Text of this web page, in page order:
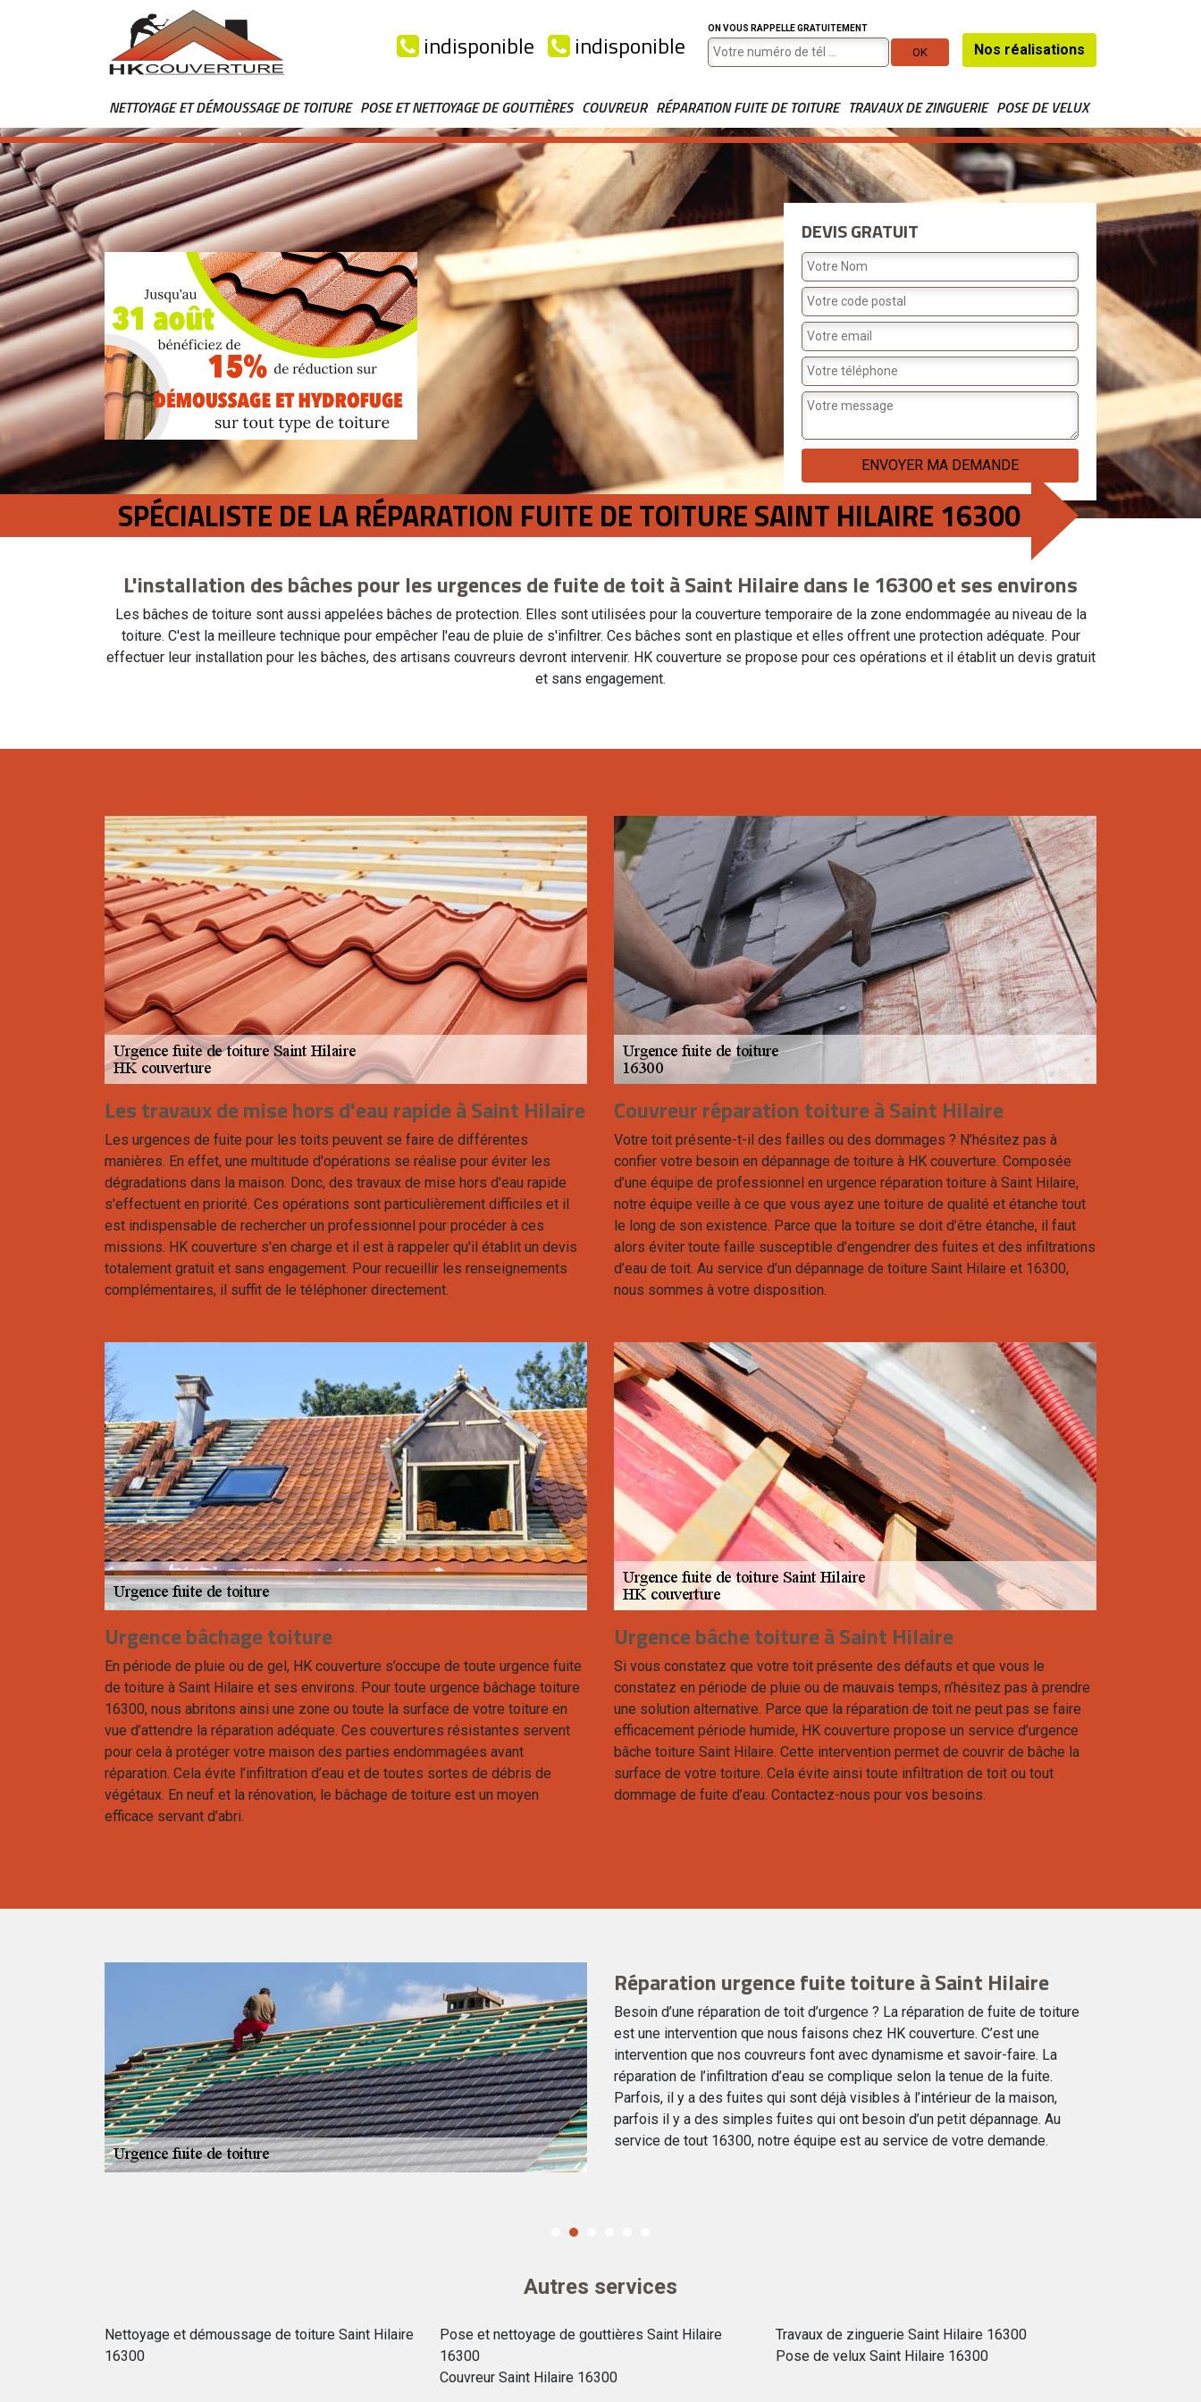
indisponible indisponible
ON VOUS RAPPELLE GRATUITEMENT
Nos réalisations
NETTOYAGE ET DÉMOUSSAGE DE TOITURE POSE ET NETTOYAGE DE GOUTTIÈRES COUVREUR RÉPARATION FUITE DE TOITURE TRAVAUX DE ZINGUERIE POSE DE VELUX
DEVIS GRATUIT
SPÉCIALISTE DE LA RÉPARATION FUITE DE TOITURE SAINT HILAIRE 16300
L'installation des bâches pour les urgences de fuite de toit à Saint Hilaire dans le 16300 et ses environs
Les bâches de toiture sont aussi appelées bâches de protection. Elles sont utilisées pour la couverture temporaire de la zone endommagée au niveau de la
toiture. C'est la meilleure technique pour empêcher l'eau de pluie de s'infiltrer. Ces bâches sont en plastique et elles offrent une protection adéquate. Pour
effectuer leur installation pour les bâches, des artisans couvreurs devront intervenir. HK couverture se propose pour ces opérations et il établit un devis gratuit
et sans engagement.
Les travaux de mise hors d'eau rapide à Saint Hilaire
Les urgences de fuite pour les toits peuvent se faire de différentes
manières. En effet, une multitude d'opérations se réalise pour éviter les
dégradations dans la maison. Donc, des travaux de mise hors d'eau rapide
s'effectuent en priorité. Ces opérations sont particulièrement difficiles et il
est indispensable de rechercher un professionnel pour procéder à ces
missions. HK couverture s'en charge et il est à rappeler qu'il établit un devis
totalement gratuit et sans engagement. Pour recueillir les renseignements
complémentaires, il suffit de le téléphoner directement.
Couvreur réparation toiture à Saint Hilaire
Votre toit présente-t-il des failles ou des dommages ? N’hésitez pas à
confier votre besoin en dépannage de toiture à HK couverture. Composée
d’une équipe de professionnel en urgence réparation toiture à Saint Hilaire,
notre équipe veille à ce que vous ayez une toiture de qualité et étanche tout
le long de son existence. Parce que la toiture se doit d’être étanche, il faut
alors éviter toute faille susceptible d’engendrer des fuites et des infiltrations
d’eau de toit. Au service d’un dépannage de toiture Saint Hilaire et 16300,
nous sommes à votre disposition.
Urgence bâchage toiture
En période de pluie ou de gel, HK couverture s’occupe de toute urgence fuite
de toiture à Saint Hilaire et ses environs. Pour toute urgence bâchage toiture
16300, nous abritons ainsi une zone ou toute la surface de votre toiture en
vue d’attendre la réparation adéquate. Ces couvertures résistantes servent
pour cela à protéger votre maison des parties endommagées avant
réparation. Cela évite l’infiltration d’eau et de toutes sortes de débris de
végétaux. En neuf et la rénovation, le bâchage de toiture est un moyen
efficace servant d’abri.
Urgence bâche toiture à Saint Hilaire
Si vous constatez que votre toit présente des défauts et que vous le
constatez en période de pluie ou de mauvais temps, n’hésitez pas à prendre
une solution alternative. Parce que la réparation de toit ne peut pas se faire
efficacement période humide, HK couverture propose un service d’urgence
bâche toiture Saint Hilaire. Cette intervention permet de couvrir de bâche la
surface de votre toiture. Cela évite ainsi toute infiltration de toit ou tout
dommage de fuite d’eau. Contactez-nous pour vos besoins.
Réparation urgence fuite toiture à Saint Hilaire
Besoin d’une réparation de toit d’urgence ? La réparation de fuite de toiture
est une intervention que nous faisons chez HK couverture. C’est une
intervention que nos couvreurs font avec dynamisme et savoir-faire. La
réparation de l’infiltration d’eau se complique selon la tenue de la fuite.
Parfois, il y a des fuites qui sont déjà visibles à l’intérieur de la maison,
parfois il y a des simples fuites qui ont besoin d’un petit dépannage. Au
service de tout 16300, notre équipe est au service de votre demande.
Autres services
Nettoyage et démoussage de toiture Saint Hilaire
16300
Pose et nettoyage de gouttières Saint Hilaire
16300
Couvreur Saint Hilaire 16300
Travaux de zinguerie Saint Hilaire 16300
Pose de velux Saint Hilaire 16300